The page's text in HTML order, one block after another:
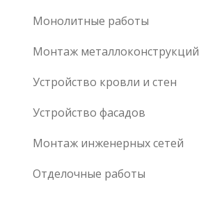
Монолитные работы
Монтаж металлоконструкций
Устройство кровли и стен
Устройство фасадов
Монтаж инженерных сетей
Отделочные работы